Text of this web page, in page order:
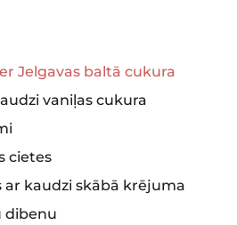
Jelgavas baltā cukura
vaniļas cukura
cietes
kaudzi skābā krējuma
dibenu